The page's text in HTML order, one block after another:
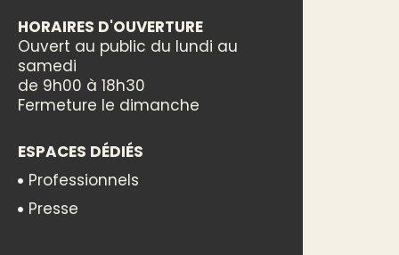
HORAIRES D'OUVERTURE
Ouvert au public du lundi au
samedi
de 9h00 à 18h30
Fermeture le dimanche
ESPACES DÉDIÉS
Professionnels
Presse